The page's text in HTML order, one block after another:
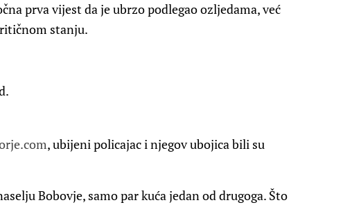
prva vijest da je ubrzo podlegao ozljedama, već
stanju.
, ubijeni policajac i njegov ubojica bili su
Bobovje, samo par kuća jedan od drugoga. Što